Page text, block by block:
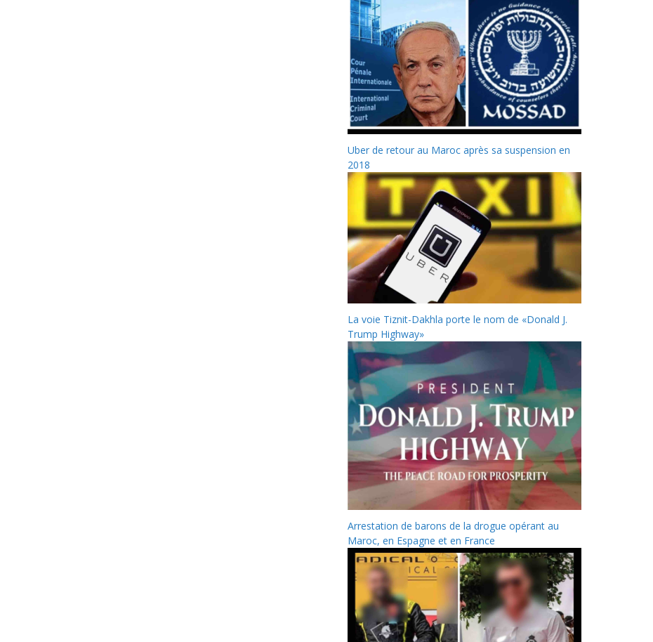
Uber de retour au Maroc après sa suspension en
2018
La voie Tiznit-Dakhla porte le nom de «Donald J.
Trump Highway»
Arrestation de barons de la drogue opérant au
Maroc, en Espagne et en France